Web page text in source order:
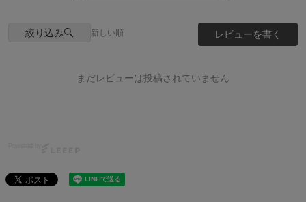
絞り込み 新しい順 レビューを書く
まだレビューは投稿されていません